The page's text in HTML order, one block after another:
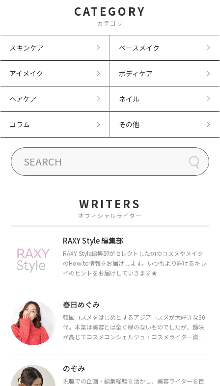
CATEGORY
カテゴリ
スキンケア ベースメイク
アイメイク ボディケア
ヘアケア ネイル
コラム その他
WRITERS
オフィシャルライター
RAXY Style 編集部
RAXY Style編集部がセレクトした旬のコスメやメイク
のHow to情報をお届けします。いつもより輝けるキレ
イのヒントをお届けしていきます★
春日めぐみ
韓国コスメをはじめとするアジアコスメが大好きな30
代。本業は美容とは全く縁のないものでしたが、趣味
が高じてコスメコンシェルジュ・コスメライター資格
断・骨格診断によるイメージコンサルティングも行っ
のぞみ
現職での企画・編集経験を活かし、美容ライターを目